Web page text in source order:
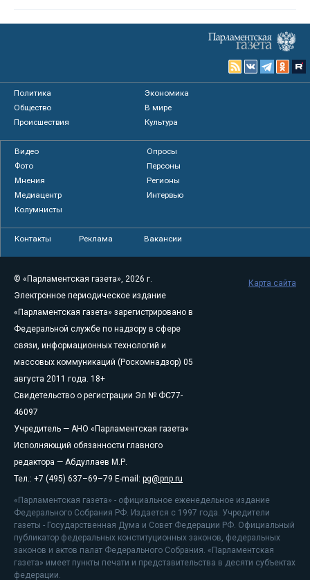
Политика
Экономика
Общество
В мире
Происшествия
Культура
Видео
Опросы
Фото
Персоны
Мнения
Регионы
Медиацентр
Интервью
Колумнисты
Контакты Реклама Вакансии
© «Парламентская газета», 2026 г.
Электронное периодическое издание
«Парламентская газета» зарегистрировано в
Федеральной службе по надзору в сфере
связи, информационных технологий и
массовых коммуникаций (Роскомнадзор) 05
августа 2011 года. 18+
Свидетельство о регистрации Эл № ФС77-
46097
Учредитель — АНО «Парламентская газета»
Исполняющий обязанности главного
редактора — Абдуллаев М.Р.
Тел.: +7 (495) 637–69–79 E-mail: pg@pnp.ru
«Парламентская газета» - официальное еженедельное издание
Федерального Собрания РФ. Издается с 1997 года. Учредители
газеты - Государственная Дума и Совет Федерации РФ. Официальный
публикатор федеральных конституционных законов, федеральных
законов и актов палат Федерального Собрания. «Парламентская
газета» имеет пункты печати и представительства в десяти субъектах
федерации.
Карта сайта